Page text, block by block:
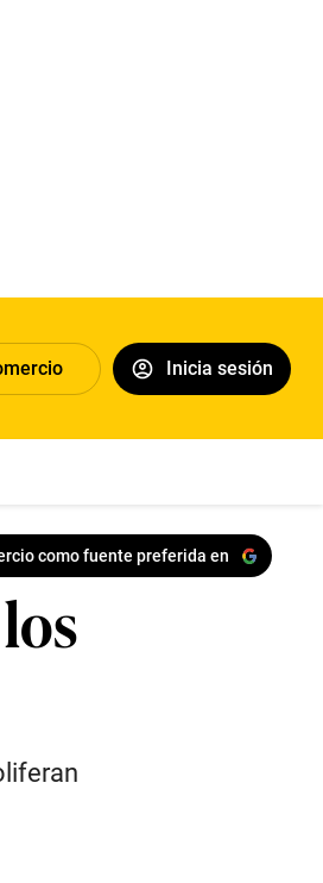
Inicia sesión
como fuente preferida en